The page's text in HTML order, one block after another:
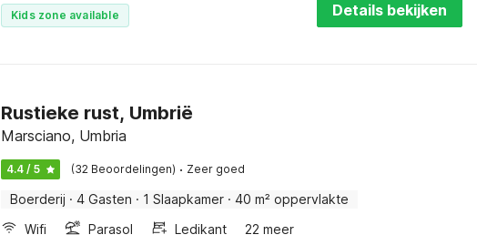
Kids zone available Details bekijken
Rustieke rust, Umbrië
Marsciano, Umbria
4.4 / 5 (32 Beoordelingen) · Zeer goed
Boerderij · 4 Gasten · 1 Slaapkamer · 40 m² oppervlakte
Wifi
Parasol Ledikant
22 meer